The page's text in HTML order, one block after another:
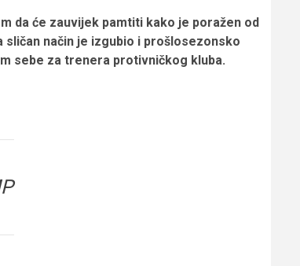
da će zauvijek pamtiti kako je poražen od
sličan način je izgubio i prošlosezonsko
sebe za trenera protivničkog kluba.